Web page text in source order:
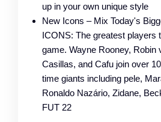
up in your own unique style
New Icons – Mix Today's
ICONS: The greatest players
game. Wayne Rooney, Robin
Casillas, and Cafu join over
time giants including pele,
Ronaldo Nazário, Zidane,
FUT 22